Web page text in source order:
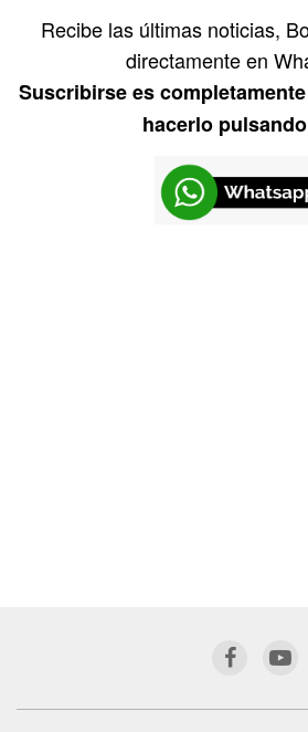
Recibe las últimas noticias,
directamente en
Suscribirse es
hacerlo